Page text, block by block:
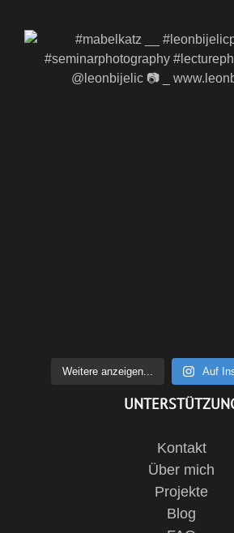
Weitere anzeigen... Auf
Kontakt
Über mich
Projekte
Blog